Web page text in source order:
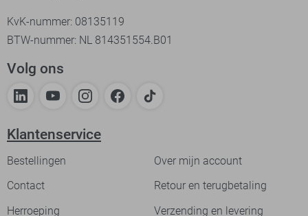
KvK-nummer: 08135119
BTW-nummer: NL 814351554.B01
Volg ons
Klantenservice
Bestellingen
Over mijn account
Contact
Retour en terugbetaling
Herroeping
Verzending en levering